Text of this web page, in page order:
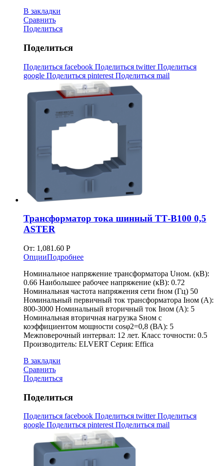
В закладки
Сравнить
Поделиться
Поделиться
Поделиться facebook Поделиться twitterПоделиться
google Поделиться pinterest Поделиться mail
Трансформатор тока шинный ТТ-В100 0,5
ASTER
От: 1,081.60 Р
ОпцииПодробнее
Номинальное напряжение трансформатора Uном. (кВ):
0.66 Наибольшее рабочее напряжение (кВ): 0.72
Номинальная частота напряжения сети fном (Гц) 50
Номинальный первичный ток трансформатора Iном (А):
800-3000 Номинальный вторичный ток Iном (А): 5
Номинальная вторичная нагрузка Sном с
коэффициентом мощности cosφ2=0,8 (ВА): 5
Межповерочный интервал: 12 лет. Класс точности: 0.5
Производитель: ELVERT Серия: Effica
В закладки
Сравнить
Поделиться
Поделиться
Поделиться facebook Поделиться twitterПоделиться
google Поделиться pinterest Поделиться mail